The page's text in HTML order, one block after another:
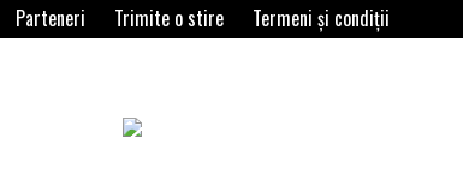
Parteneri Trimite o stire Termeni și condiții
Header